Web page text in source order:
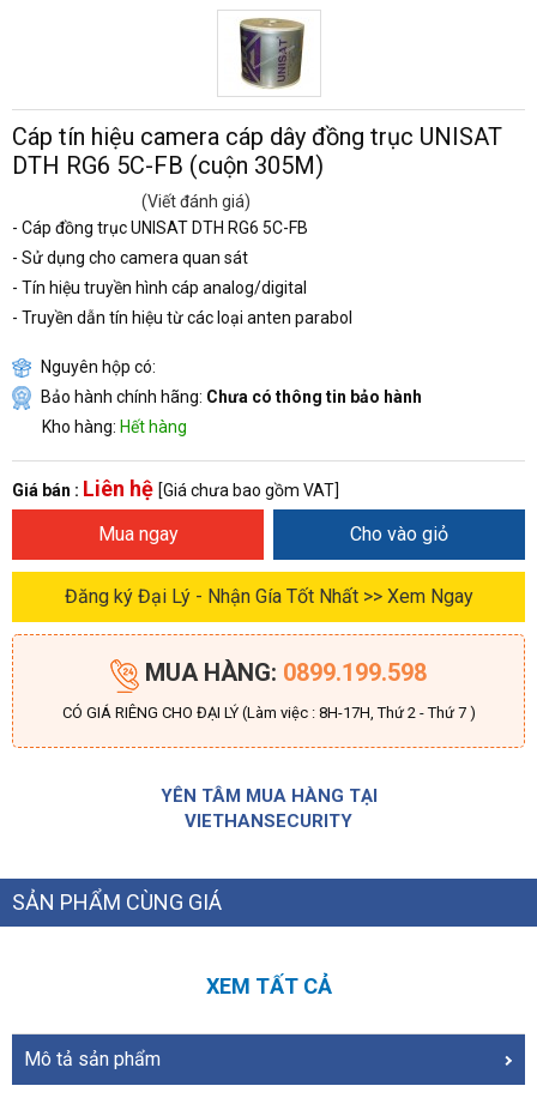
Cáp tín hiệu camera cáp dây đồng trục UNISAT
DTH RG6 5C-FB (cuộn 305M)
(Viết đánh giá)
- Cáp đồng trục UNISAT DTH RG6 5C-FB
- Sử dụng cho camera quan sát
- Tín hiệu truyền hình cáp analog/digital
- Truyền dẫn tín hiệu từ các loại anten parabol
Nguyên hộp có:
Bảo hành chính hãng: Chưa có thông tin bảo hành
Kho hàng: Hết hàng
Giá bán : Liên hệ [Giá chưa bao gồm VAT]
Mua ngay Cho vào giỏ
Đăng ký Đại Lý - Nhận Gía Tốt Nhất >> Xem Ngay
MUA HÀNG: 0899.199.598
CÓ GIÁ RIÊNG CHO ĐẠI LÝ (Làm việc : 8H-17H, Thứ 2 - Thứ 7 )
YÊN TÂM MUA HÀNG TẠI
VIETHANSECURITY
SẢN PHẨM CÙNG GIÁ
XEM TẤT CẢ
Mô tả sản phẩm